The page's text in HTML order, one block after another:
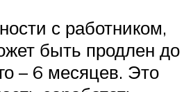
с работником,
быть продлен до
– 6 месяцев. Это